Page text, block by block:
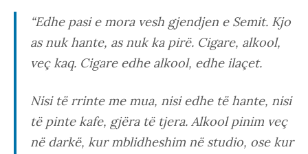
“Edhe pasi e mora vesh gjendjen e Semit. Kjo
as nuk hante, as nuk ka pirë. Cigare, alkool,
veç kaq. Cigare edhe alkool, edhe ilaçet.
Nisi të rrinte me mua, nisi edhe të hante, nisi
të pinte kafe, gjëra të tjera. Alkool pinim veç
në darkë, kur mblidheshim në studio, ose kur